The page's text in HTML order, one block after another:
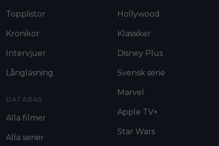
Topplistor
Krönikor
Intervjuer
Långläsning
DATABAS
Alla filmer
Alla serier
Hollywood
Klassiker
Disney Plus
Svensk serie
Marvel
Apple TV+
Star Wars